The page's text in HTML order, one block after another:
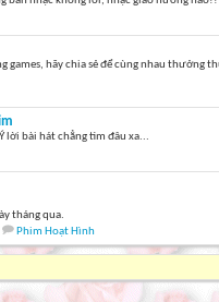
games, hãy chia sẻ để cùng nhau thưởng
lời bài hát chẳng tìm đâu xa...
tháng qua.
Phim Hoạt Hình